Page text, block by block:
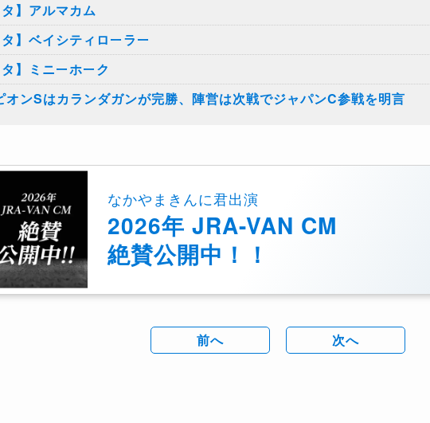
タ】アルマカム
タ】ベイシティローラー
タ】ミニーホーク
オンSはカランダガンが完勝、陣営は次戦でジャパンC参戦を明言
なかやまきんに君出演
2026年 JRA-VAN CM
絶賛公開中！！
前へ 次へ